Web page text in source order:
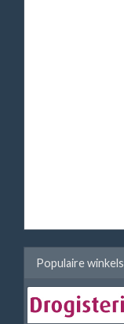
Populaire winkels